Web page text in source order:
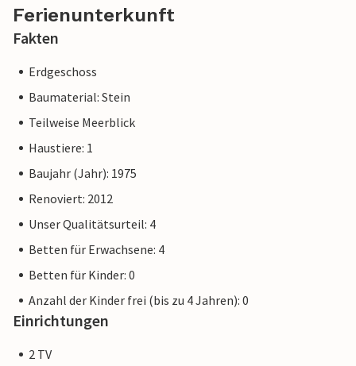
Ferienunterkunft
Fakten
Erdgeschoss
Baumaterial: Stein
Teilweise Meerblick
Haustiere: 1
Baujahr (Jahr): 1975
Renoviert: 2012
Unser Qualitätsurteil: 4
Betten für Erwachsene: 4
Betten für Kinder: 0
Anzahl der Kinder frei (bis zu 4 Jahren): 0
Einrichtungen
2 TV